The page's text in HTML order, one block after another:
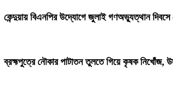
কেন্দুয়ায় বিএনপির উদ্যোগে জুলাই গণঅভ্যুত্থান
ব্রহ্মপুত্রে নৌকার পাটাতন তুলতে গিয়ে কৃষক নিখোঁজ,